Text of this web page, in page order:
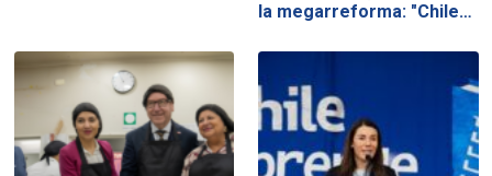
la megarreforma: "Chile…